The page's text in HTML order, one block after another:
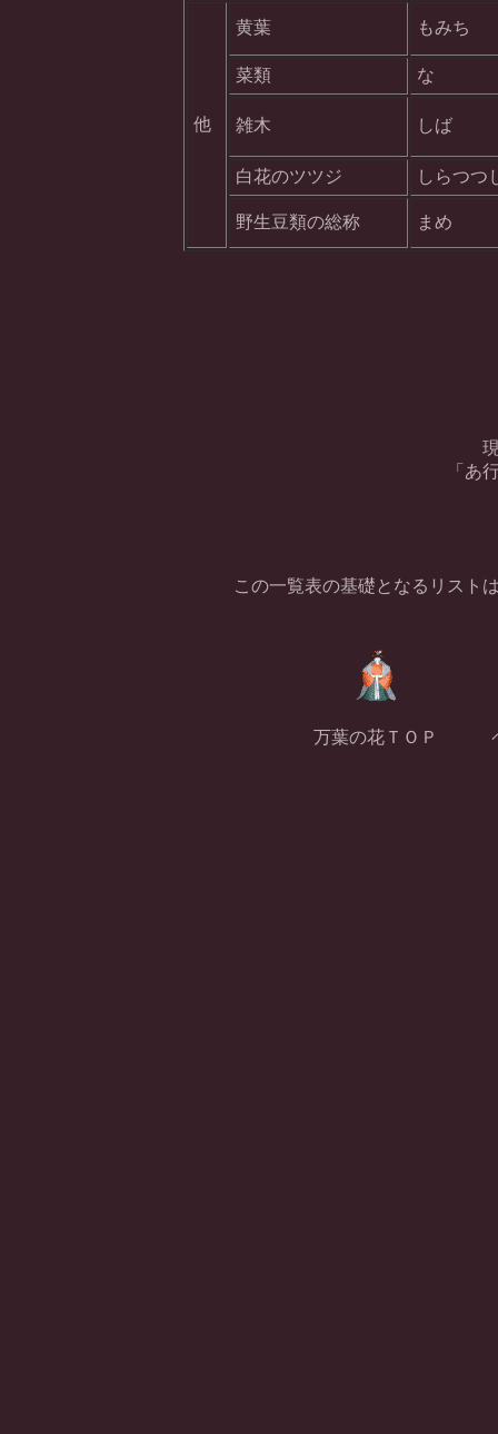
他
黄葉 もみち
菜類 な
雑木 しば
白花のツツジ しらつつ
野生豆類の総称 まめ
「
この一覧表の基礎となるリスト
万葉の花ＴＯＰ